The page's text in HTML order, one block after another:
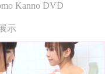
Kanno DVD
示